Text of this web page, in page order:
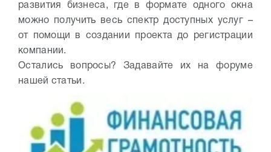
развития бизнеса, где в формате одного окна
можно получить весь спектр доступных услуг –
от помощи в создании проекта до регистрации
компании.
Остались вопросы? Задавайте их на форуме
нашей статьи.